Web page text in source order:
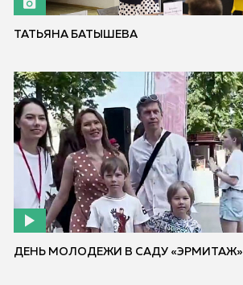
ТАТЬЯНА БАТЫШЕВА
ДЕНЬ МОЛОДЕЖИ В САДУ «ЭРМИТАЖ»